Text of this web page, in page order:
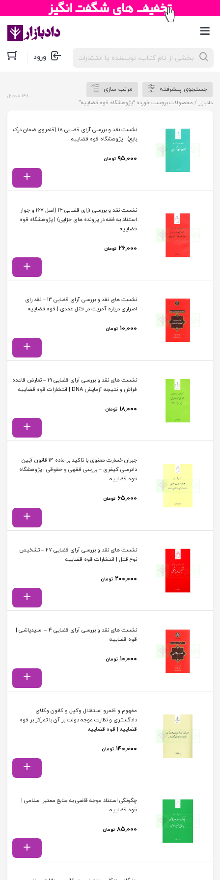
جستجوی
محصولات ورود
جستجوی پیشرفته
مرتب سازی
دادبازار / محصولات برچسب خورده “پژوهشگاه قوه قضاییه”
148 محصول
نشست نقد و بررسی آرای قضایی 18 (قلمروی ضمان درک
بایع) | پژوهشگاه قوه قضاییه
۹۵,۰۰۰ تومان
نشست نقد و بررسی آرای قضایی 14 (اصل 167 و جواز
استناد به فقه در پرونده های جزایی) | پژوهشگاه قوه
قضاییه
۲۶,۰۰۰ تومان
نشست های نقد و بررسی آرای قضایی 13 – نقد رای
اصراری درباره آمریت در قتل عمدی | قوه قضاییه
۱۰,۰۰۰ تومان
نشست های نقد و بررسی آرای قضایی 19 – تعارض قاعده
فراش و نتیجه آزمایش DNA | انتشارات قوه قضاییه
۱۸,۰۰۰ تومان
جبران خسارت معنوی با تاکید بر ماده ۱۴ قانون آیین
دادرسی کیفری – بررسی فقهی و حقوقی | پژوهشگاه
قوه قضاییه
۶۵,۰۰۰ تومان
نشست های نقد و بررسی آرای قضایی 27 – تشخیص
نوع قتل | انتشارات قوه قضاییه
۲۰۰,۰۰۰ تومان
نشست های نقد و بررسی آرای قضایی 4 – اسیدپاشی |
قوه قضاییه
۱۰,۰۰۰ تومان
مفهوم و قلمرو استقلال وکیل و کانون وکلای
دادگستری و نظارت موجه دولت بر آن با تمرکز بر قوه
قضاییه | قوه قضاییه
۱۴۰,۰۰۰ تومان
چگونگی استناد موجه قاضی به منابع معتبر اسلامی |
قوه قضاییه
۸۵,۰۰۰ تومان